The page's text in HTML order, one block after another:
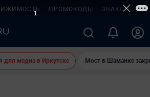
ПРОМОКОДЫ ЗНАКОМСТВА
для медиа в Иркутске Мост в Шаманке